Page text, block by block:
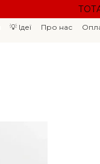
💡 Ідеї Про нас